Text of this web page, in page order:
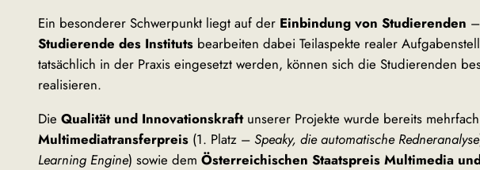
Ein besonderer Schwerpunkt liegt auf der Einbindung von Studierenden
Studierende des Instituts bearbeiten dabei Teilaspekte realer
tatsächlich in der Praxis eingesetzt werden, können sich die Studierenden
realisieren.
Die Qualität und Innovationskraftunserer Projekte wurde bereits mehrfach
Multimediatransferpreis (1. Platz – Speaky, die automatische Redneranalyse
Learning Engine) sowie dem Österreichischen Staatspreis Multimedia